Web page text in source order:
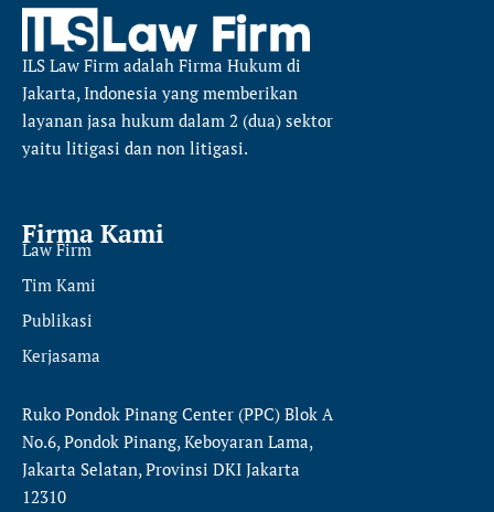
ILS Law Firm adalah Firma Hukum di
Jakarta, Indonesia yang memberikan
layanan jasa hukum dalam 2 (dua) sektor
yaitu litigasi dan non litigasi.
Firma Kami
Law Firm
Tim Kami
Publikasi
Kerjasama
Ruko Pondok Pinang Center (PPC) Blok A
No.6, Pondok Pinang, Keboyaran Lama,
Jakarta Selatan, Provinsi DKI Jakarta
12310